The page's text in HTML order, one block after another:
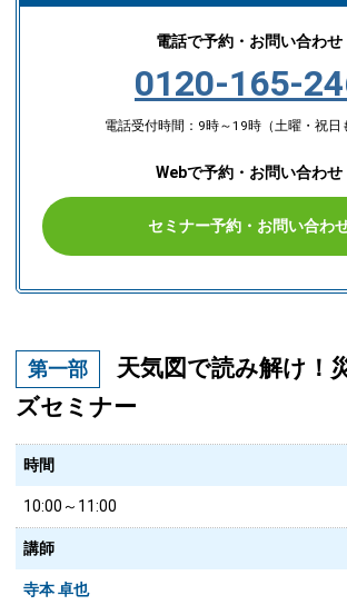
電話で予約・お問い合わせ
0120-165-
電話受付時間：9時～19時（土曜・祝日
Webで予約・お問い合わせ
セミナー予約・お問い合わ
第一部
天気図で読み解け！
ズセミナー
時間
10:00～11:00
講師
寺本 卓也